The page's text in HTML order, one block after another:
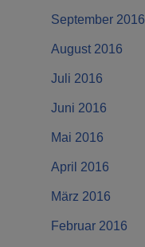
September 2016
August 2016
Juli 2016
Juni 2016
Mai 2016
April 2016
März 2016
Februar 2016